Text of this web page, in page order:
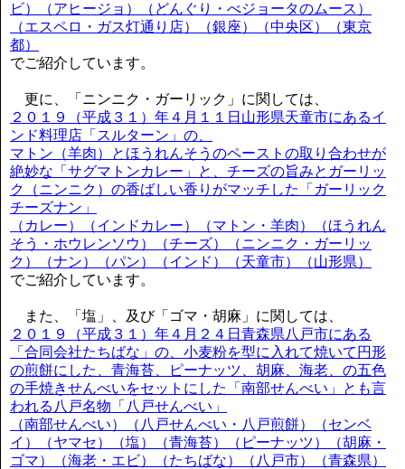
ビ）（アヒージョ）（どんぐり・べジョータのムース）
（エスペロ・ガス灯通り店）（銀座）（中央区）（東京
都）
でご紹介しています。
更に、「ニンニク・ガーリック」に関しては、
２０１９（平成３１）年４月１１日山形県天童市にあるイ
ンド料理店「スルターン」の、
マトン（羊肉）とほうれんそうのペーストの取り合わせが
絶妙な「サグマトンカレー」と、チーズの旨みとガーリッ
ク（ニンニク）の香ばしい香りがマッチした「ガーリック
チーズナン」
（カレー）（インドカレー）（マトン・羊肉）（ほうれん
そう・ホウレンソウ）（チーズ）（ニンニク・ガーリッ
ク）（ナン）（パン）（インド）（天童市）（山形県）
でご紹介しています。
また、「塩」、及び「ゴマ・胡麻」に関しては、
２０１９（平成３１）年４月２４日青森県八戸市にある
「合同会社たちばな」の、小麦粉を型に入れて焼いて円形
の煎餅にした、青海苔、ピーナッツ、胡麻、海老、の五色
の手焼きせんべいをセットにした「南部せんべい」とも言
われる八戸名物「八戸せんべい」
（南部せんべい）（八戸せんべい・八戸煎餅）（センベ
イ）（ヤマセ）（塩）（青海苔）（ピーナッツ）（胡麻・
ゴマ）（海老・エビ）（たちばな）（八戸市）（青森県）